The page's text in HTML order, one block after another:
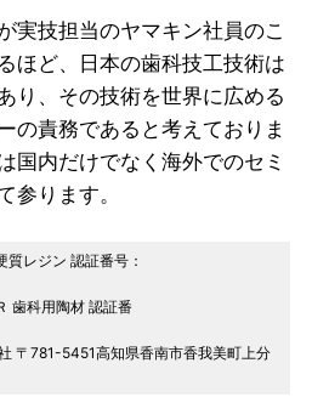
実技担当のヤマキン社員のこ
ほど、日本の歯科技工技術は
り、その技術を世界に広める
の責務であると考えておりま
国内だけでなく海外でのセミ
参ります。
レジン 認証番号：
歯科用陶材 認証番
〒781-5451高知県香南市香我美町上分